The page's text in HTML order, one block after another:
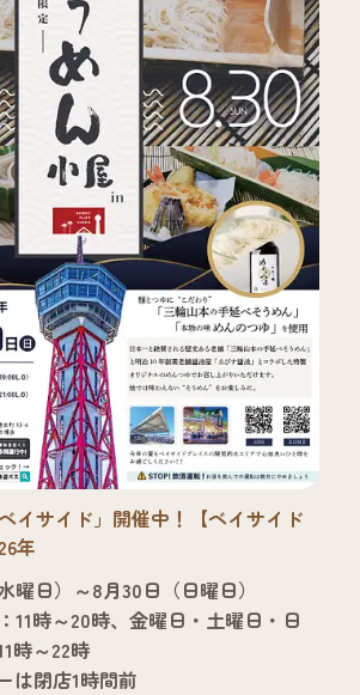
イサイド」開催中！【ベイサイド
年
曜日）～8月30日（日曜日）
11時～20時、金曜日・土曜日・日
時～22時
は閉店1時間前